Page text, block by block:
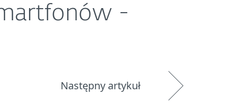
-
Następny artykuł